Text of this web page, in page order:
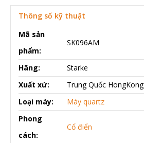
Thông số kỹ thuật
Mã sản
phẩm:
SK096AM
Hãng:
Starke
Xuất xứ:
Trung Quốc HongKong
Loại máy:
Máy quartz
Phong
cách:
Cổ điển